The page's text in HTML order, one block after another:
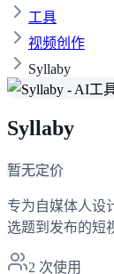
工具
视频创作
Syllaby
Syllaby
暂无定价
专为自媒体人设
选题到发布的短
2 次使用